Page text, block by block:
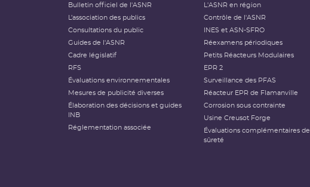
Bulletin officiel de l'ASNR
L’association des publics
Consultations du public
Guides de l'ASNR
Cadre législatif
RFS
Évaluations environnementales
Mesures de publicité diverses
Élaboration des décisions et guides
INB
Réglementation associée
L'ASNR en région
Contrôle de l'ASNR
INES et ASN-SFRO
Réexamens périodiques
Petits Réacteurs Modulaires
EPR 2
Surveillance des PFAS
Réacteur EPR de Flamanville
Corrosion sous contrainte
Usine Creusot Forge
Évaluations complémentaires de
sûreté